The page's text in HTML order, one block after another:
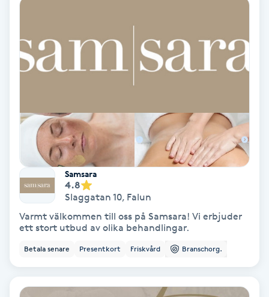
Babylights
Bambumassage
Barber
Barnklippning
BIAB
Samsara
4.8
Slaggatan 10, Falun
Varmt välkommen till oss på Samsara! Vi erbjuder
ett stort utbud av olika behandlingar.
Betala senare Presentkort Friskvård Branschorg.